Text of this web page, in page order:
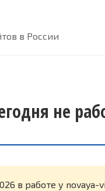
в России
не
в работе у